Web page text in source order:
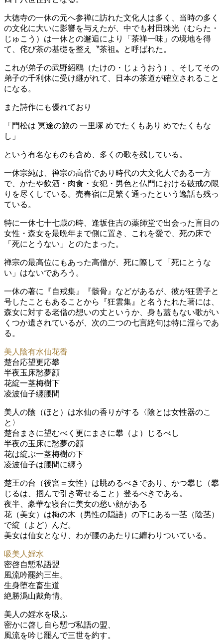
大徳寺の一休の元へ参禅に訪れた文化人は多く、当時の多く
の文化に大いに影響を与えたが、中でも村田珠光（むらた・
じゅこう）は一休との邂逅により「茶禅一味」の境地を得
て、侘び茶の基礎を整え〝茶祖〟と呼ばれた。
これが弟子の武野紹鴎（たけの・じょうおう）、そしてその
弟子の千利休に受け継がれて、日本の茶道が確立されること
になる。
また詩作にも優れており
「門松は 冥途の旅の 一里塚 めでたくもあり めでたくもな
し」
という有名なものも含め、多くの歌を残している。
一休宗純は、禅宗の高僧であり時代の大文化人である一方
で、かたや飲酒・肉食・女犯・男色と仏門における破戒の限
りを尽くしている。売春宿に足繁く通ったという逸話も残っ
ている。
特に一休七十七歳の時、逢坂住吉の薬師堂で出会った盲目の
女性・森女を最晩年まで側に置き、これを愛で、死の床で
「死にとうない」とのたまった。
禅宗の最高位にもあった高僧が、死に際して「死にとうな
い」はないであろう。
一休の著に『自戒集』『骸骨』などがあるが、彼が狂雲子と
号したこともあることから『狂雲集』と名うたれた著には、
森女に対する老僧の想いの丈というか、身も蓋もない歌がい
くつか遺されているが、次の二つの七言絶句は特に淫らであ
る。
美人陰有水仙花香
楚台応望更応攀
半夜玉床愁夢顔
花綻一茎梅樹下
凌波仙子纏腰間
美人の陰（ほと）は水仙の香りがする〈陰とは女性器のこ
と〉
楚台まさに望むべく更にまさに攀（よ）じるべし
半夜の玉床に愁夢の顔
花は綻ぶ一茎梅樹の下
凌波仙子は腰間に纏う
楚王の台（後宮＝女性）は眺めるべきであり、かつ攀じ（攀
じるは、掴んで引き寄せること）登るべきである。
夜半、豪華な寝台に美女の愁い顔がある
花（美女）は梅の木（男性の隠語）の下にある一茎（陰茎）
で綻（よど）んだ。
美女は仙女となり、わが腰のあたりに纏わりついている。
吸美人婬水
密啓自慙私語盟
風流吟罷約三生。
生身堕在畜生道
絶勝潙山戴角情。
美人の婬水を吸ふ
密かに啓し自ら慙づ私語の盟、
風流を吟じ罷んで三世を約す。